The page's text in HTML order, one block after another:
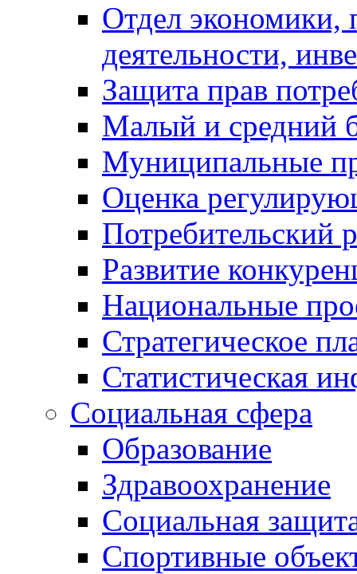
Отдел экономики,
деятельности,
Защита прав
Малый и средний
Муниципальные
Оценка
Потребительский
Развитие
Национальные
Стратегическое
Статистическая
Социальная сфера
Образование
Здравоохранение
Социальная
Спортивные